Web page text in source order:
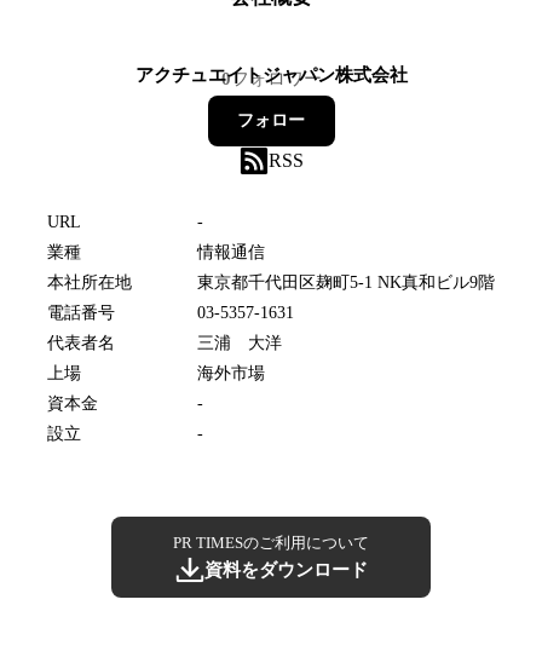
アクチュエイトジャパン株式会社
0フォロワー
フォロー
RSS
URL
-
業種
情報通信
本社所在地
東京都千代田区麹町5-1 NK真和ビル9階
電話番号
03-5357-1631
代表者名
三浦 大洋
上場
海外市場
資本金
-
設立
-
PR TIMESのご利用について
資料をダウンロード